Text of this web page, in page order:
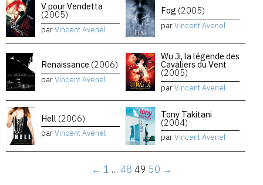
V pour Vendetta
(2005)
parVincent Avenel
Fog (2005)
parVincent Avenel
Renaissance (2006)
parVincent Avenel
Wu Ji, la légende des
Cavaliers du Vent
(2005)
parVincent Avenel
Hell (2006)
parVincent Avenel
Tony Takitani
(2004)
parVincent Avenel
← 1 … 48 49 50 →